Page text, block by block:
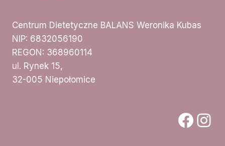
Centrum Dietetyczne BALANS Weronika Kubas
NIP: 6832056190
REGON: 368960114
ul. Rynek 15,
32-005 Niepołomice